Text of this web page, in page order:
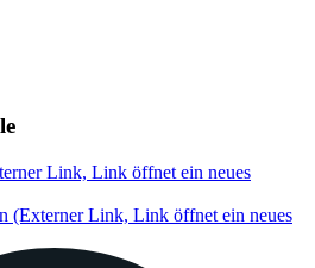
Link, Link öffnet ein neues
(Externer Link, Link öffnet ein neues